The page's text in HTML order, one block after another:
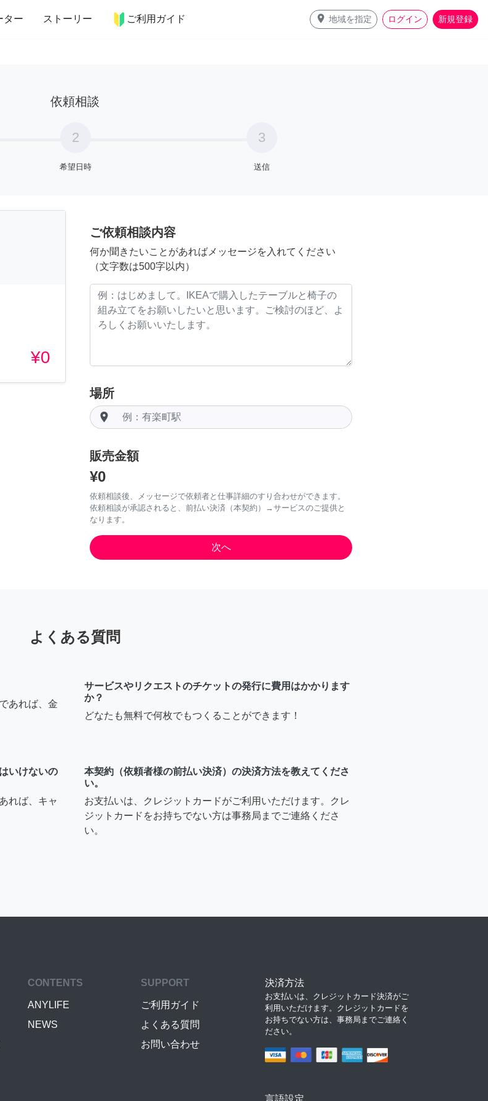
ター ストーリー ご利用ガイド place 地域を指定 ログイン 新規登録
趣味・習い事 ペット 料理
依頼相談
2
希望日時
3
送信
¥0
ご依頼相談内容
何か聞きたいことがあればメッセージを入れてください
（文字数は500字以内）
場所
room
販売金額
¥0
依頼相談後、メッセージで依頼者と仕事詳細のすり合わせができます。
依頼相談が承認されると、前払い決済（本契約）→サービスのご提供と
なります。
よくある質問
あれば、金
サービスやリクエストのチケットの発行に費用はかかります
か？
どなたも無料で何枚でもつくることができます！
いけないの
れば、キャ
本契約（依頼者様の前払い決済）の決済方法を教えてくださ
い。
お支払いは、クレジットカードがご利用いただけます。クレ
ジットカードをお持ちでない方は事務局までご連絡くださ
い。
CONTENTS
ANYLIFE
NEWS
SUPPORT
ご利用ガイド
よくある質問
お問い合わせ
決済方法
お支払いは、クレジットカード決済がご
利用いただけます。クレジットカードを
お持ちでない方は、事務局までご連絡く
ださい。
言語設定